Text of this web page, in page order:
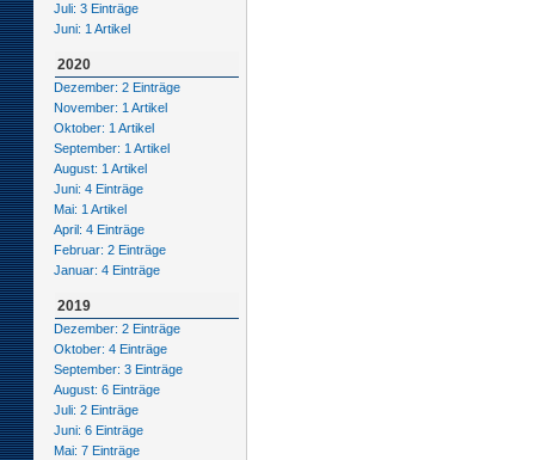
Juli: 3 Einträge
Juni: 1 Artikel
2020
Dezember: 2 Einträge
November: 1 Artikel
Oktober: 1 Artikel
September: 1 Artikel
August: 1 Artikel
Juni: 4 Einträge
Mai: 1 Artikel
April: 4 Einträge
Februar: 2 Einträge
Januar: 4 Einträge
2019
Dezember: 2 Einträge
Oktober: 4 Einträge
September: 3 Einträge
August: 6 Einträge
Juli: 2 Einträge
Juni: 6 Einträge
Mai: 7 Einträge